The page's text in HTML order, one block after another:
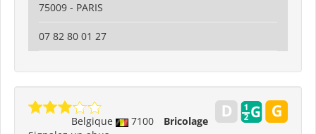
75009 - PARIS
07 82 80 01 27
Belgique 7100
Bricolage